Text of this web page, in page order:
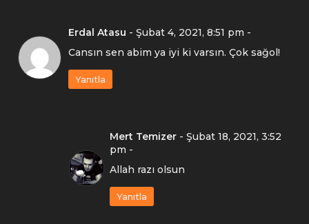
Erdal Atasu -Şubat 4, 2021, 8:51 pm -
Cansın sen abim ya iyi ki varsın. Çok sağol!
Yanıtla
Mert Temizer -Şubat 18, 2021, 3:52
pm -
Allah razı olsun
Yanıtla